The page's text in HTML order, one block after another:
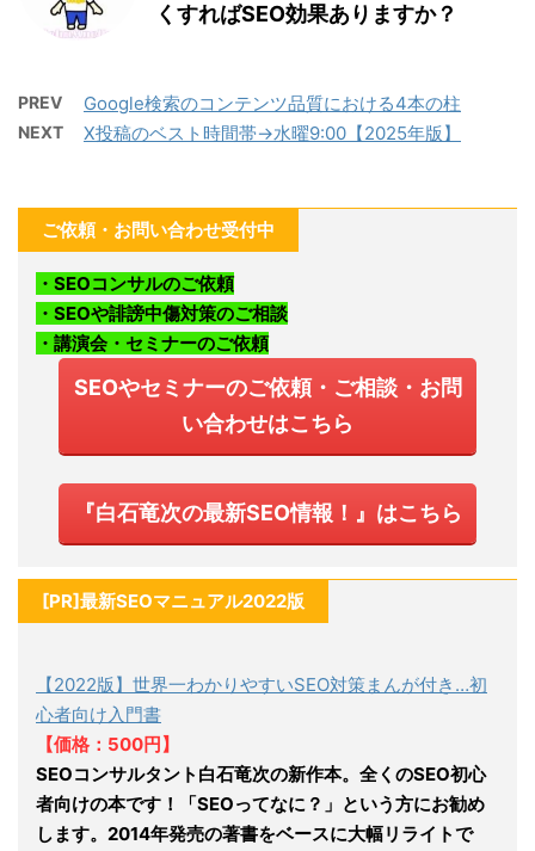
くすればSEO効果ありますか？
PREV Google検索のコンテンツ品質における4本の柱
NEXT X投稿のベスト時間帯→水曜9:00【2025年版】
ご依頼・お問い合わせ受付中
・SEOコンサルのご依頼
・SEOや誹謗中傷対策のご相談
・講演会・セミナーのご依頼
SEOやセミナーのご依頼・ご相談・お問
い合わせはこちら
『白石竜次の最新SEO情報！』はこちら
[PR]最新SEOマニュアル2022版
【2022版】世界一わかりやすいSEO対策まんが付き…初
心者向け入門書
【価格：500円】
SEOコンサルタント白石竜次の新作本。全くのSEO初心
者向けの本です！「SEOってなに？」という方にお勧め
します。2014年発売の著書をベースに大幅リライトで